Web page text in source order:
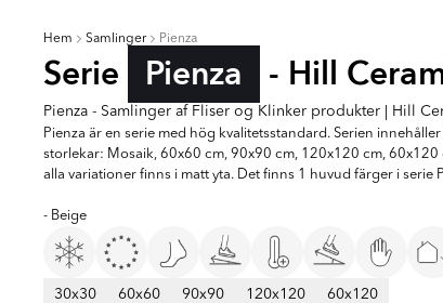
Hem Samlinger Pienza
Serie Pienza - Hill
Pienza - Samlinger af Fliser og Klinker produkter | Hill
Pienza är en serie med hög kvalitetsstandard. Serien
storlekar: Mosaik, 60x60 cm, 90x90 cm, 120x120 cm, 60x120
alla variationer finns i matt yta. Det finns 1 huvud färger i serie
- Beige
30x30 60x60 90x90 120x120 60x120